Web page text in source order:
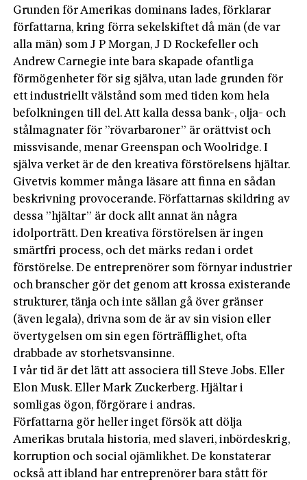
Grunden för Amerikas dominans lades, förklarar
författarna, kring förra sekelskiftet då män (de var
alla män) som J P Morgan, J D Rockefeller och
Andrew Carnegie inte bara skapade ofantliga
förmögenheter för sig själva, utan lade grunden för
ett industriellt välstånd som med tiden kom hela
befolkningen till del. Att kalla dessa bank-, olja- och
stålmagnater för ”rövarbaroner” är orättvist och
missvisande, menar Greenspan och Woolridge. I
själva verket är de den kreativa förstörelsens hjältar.
Givetvis kommer många läsare att finna en sådan
beskrivning provocerande. Författarnas skildring av
dessa ”hjältar” är dock allt annat än några
idolporträtt. Den kreativa förstörelsen är ingen
smärtfri process, och det märks redan i ordet
förstörelse. De entreprenörer som förnyar industrier
och branscher gör det genom att krossa existerande
strukturer, tänja och inte sällan gå över gränser
(även legala), drivna som de är av sin vision eller
övertygelsen om sin egen förträfflighet, ofta
drabbade av storhetsvansinne.
I vår tid är det lätt att associera till Steve Jobs. Eller
Elon Musk. Eller Mark Zuckerberg. Hjältar i
somligas ögon, förgörare i andras.
Författarna gör heller inget försök att dölja
Amerikas brutala historia, med slaveri, inbördeskrig,
korruption och social ojämlikhet. De konstaterar
också att ibland har entreprenörer bara stått för